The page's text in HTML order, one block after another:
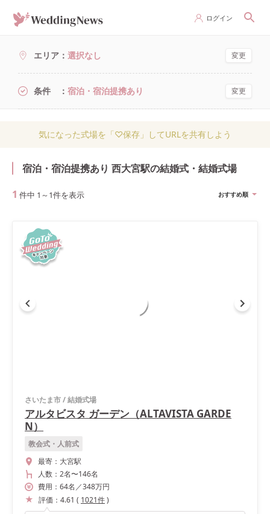
ログイン
エリア 選択なし 変更
条件 宿泊・宿泊提携あり 変更
気になった式場を「♡保存」してURLを共有しよう
宿泊・宿泊提携あり 西大宮駅の結婚式・結婚式場
1 件中 1 ～ 1件を表示 おすすめ順
さいたま市/結婚式場
アルタビスタ ガーデン（ALTAVISTA GARDE
N）
教会式・人前式
最寄： 大宮駅
人数： 2名〜146名
費用： 64名 ／348万円
評価： 4.61 ( 1021件)